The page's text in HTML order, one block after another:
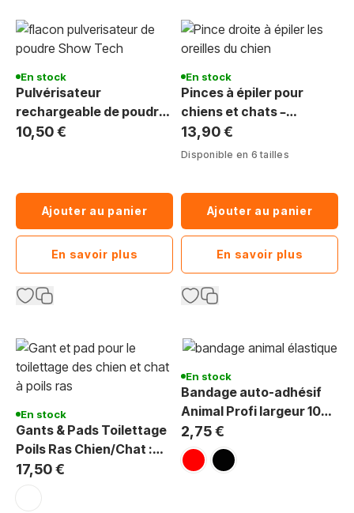
En stock
Pulvérisateur
rechargeable de poudre
ShowTech 50 ml -
10,50 €
Ajouter au panier
En savoir plus
En stock
Pinces à épiler pour
chiens et chats –
Toilettage professionnel
13,90 €
Disponible en 6 tailles
Ajouter au panier
En savoir plus
En stock
Gants & Pads Toilettage
Poils Ras Chien/Chat :
L'Essentiel
17,50 €
En stock
Bandage auto-adhésif
Animal Profi largeur 10
cm
2,75 €
rougenoir